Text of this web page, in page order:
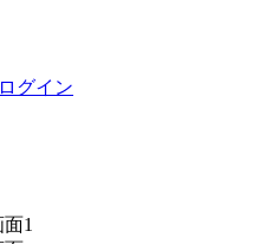
ログイン